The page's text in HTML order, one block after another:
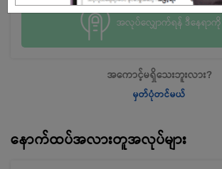
အလုပ်လျှောက်ရန် ဒီနေရာကို
အကောင့်မရှိသေးဘူးလား?
မှတ်ပုံတင်မယ်
နောက်ထပ်အလားတူအလုပ်များ